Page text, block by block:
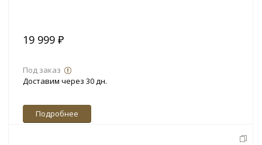
19 999 ₽
Под заказ
Доставим через 30 дн.
Подробнее